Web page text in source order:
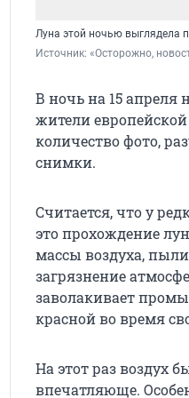
Луна этой ночью выглядела
Источник: «Осторожно,
В ночь на 15 апреля
жители
количество фото,
снимки.
Считается, что у
это прохождение
массы воздуха,
загрязнение
заволакивает
красной во время
На этот раз воздух
впечатляюще.